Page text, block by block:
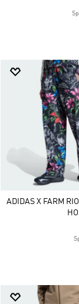
بنطال رياضي ADIDAS X FARM RIO